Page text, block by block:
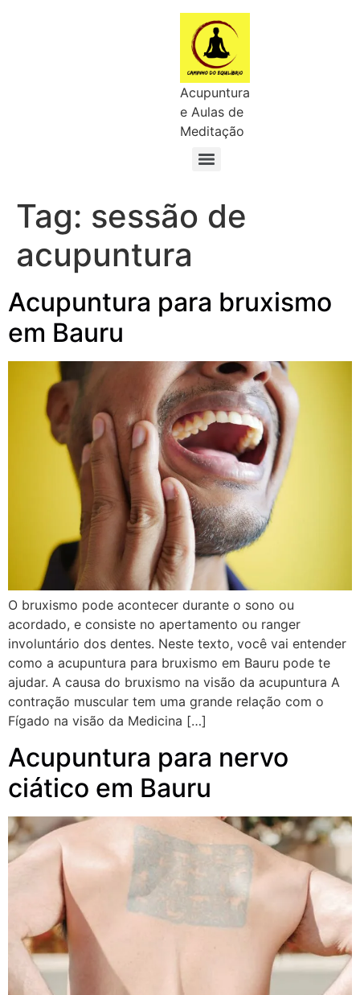
Acupuntura
e Aulas de
Meditação
Tag: sessão de
acupuntura
Acupuntura para bruxismo
em Bauru
O bruxismo pode acontecer durante o sono ou
acordado, e consiste no apertamento ou ranger
involuntário dos dentes. Neste texto, você vai entender
como a acupuntura para bruxismo em Bauru pode te
ajudar. A causa do bruxismo na visão da acupuntura A
contração muscular tem uma grande relação com o
Fígado na visão da Medicina […]
Acupuntura para nervo
ciático em Bauru